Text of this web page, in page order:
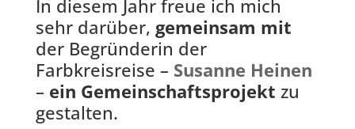
In diesem Jahr freue ich mich
sehr darüber, gemeinsam mit
der Begründerin der
Farbkreisreise – Susanne Heinen
– ein Gemeinschaftsprojekt zu
gestalten.